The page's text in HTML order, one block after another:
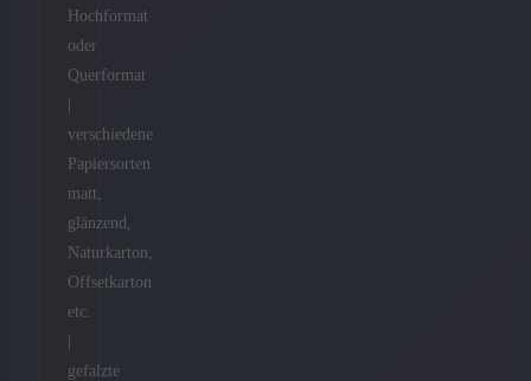
Hochformat
oder
Querformat
|
verschiedene
Papiersorten
matt,
glänzend,
Naturkarton,
Offsetkarton
etc.
|
gefalzte